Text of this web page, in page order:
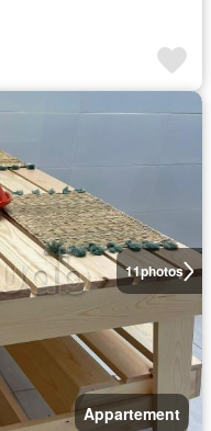
11photos
Appartement